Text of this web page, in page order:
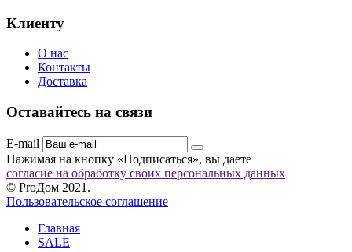
Клиенту
О нас
Контакты
Доставка
Оставайтесь на связи
E-mail
Нажимая на кнопку «Подписаться», вы даете
согласие на обработку своих персональных данных
© ProДом 2021.
Пользовательское соглашение
Главная
SALE